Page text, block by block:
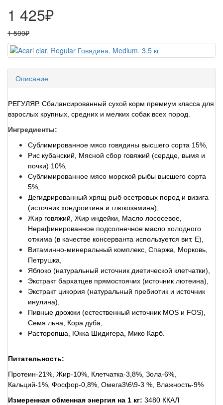
1 425₽
1 500₽
Описание
РЕГУЛЯР. Сбалансированный сухой корм премиум класса для
взрослых крупных, средних и мелких собак всех пород.
Ингредиенты:
Сублимированное мясо говядины высшего сорта 15%,
Рис кубанский, Мясной сбор говяжий (сердце, вымя и
почки) 10%,
Сублимированное мясо морской рыбы высшего сорта
5%,
Дегидрированный хрящ рыб осетровых пород и визига
(источник хондроитина и глюкозамина),
Жир говяжий, Жир индейки, Масло лососевое,
Нерафинированное подсолнечное масло холодного
отжима (в качестве консерванта используется вит. E),
Витаминно-минеральный комплекс, Спаржа, Морковь,
Петрушка,
Яблоко (натуральный источник диетической клетчатки),
Экстракт бархатцев прямостоячих (источник лютеина),
Экстракт цикория (натуральный пребиотик и источник
инулина),
Пивные дрожжи (естественный источник MOS и FOS),
Семя льна, Кора дуба,
Расторопша, Юкка Шидигера, Мико Карб.
Питательность:
Протеин-21%, Жир-10%, Клетчатка-3,8%, Зола-6%,
Кальций-1%, Фосфор-0,8%, Омега3\6\9-3 %, Влажность-9%
Измеренная обменная энергия на 1 кг: 3480 ККАЛ